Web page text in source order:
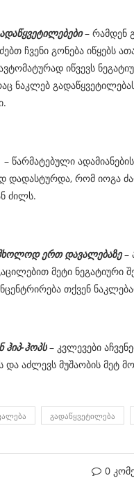
– რამდენ
ჩვენი გონება იწყებს
იწვევს
ნაკლებ
წარმატებული
დადასტურდა, რომ იოგა
ძილს.
ერთ დავალებაზე–
მეტი ნეგატიური
თქვენ
ჰიპ-ჰოპს– კვლევები
და აძლევს მუშაობის მეტ
ᲒᲐᲓᲐᲬᲧᲕᲔᲢᲘᲚᲔᲑᲐ
0